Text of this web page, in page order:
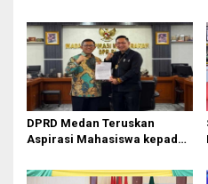
Waas Audit Dishub Medan
DPRD Medan Teruskan
Aspirasi Mahasiswa kepada
Masyarakat DPR RI